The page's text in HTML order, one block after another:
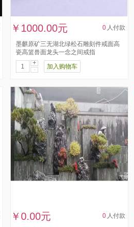
￥1000.00元 0 人付款
墨麒原矿三无湖北绿松石雕刻件戒面高
瓷高篮兽面龙头一念之间戒指
+
-
加入购物车
￥0.00元 0 人付款